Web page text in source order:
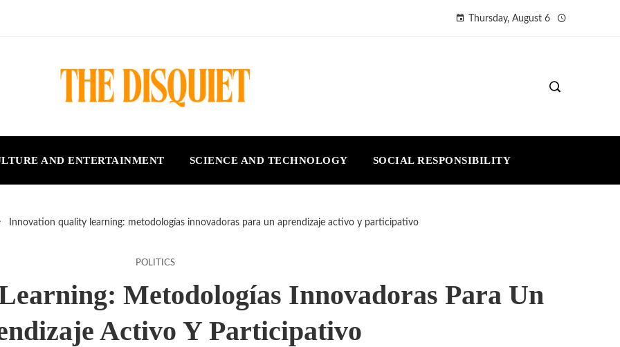
Thursday, August 6
AND ENTERTAINMENT SCIENCE AND TECHNOLOGY SOCIAL RESPONSIBILITY
Innovation quality learning: metodologías innovadoras para un aprendizaje activo y participativo
POLITICS
Metodologías Innovadoras Para Un
Activo Y Participativo